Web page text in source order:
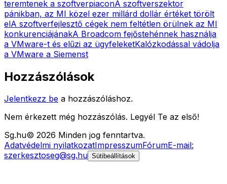
teremtenek a szoftverpiaconA szoftverszektor
pánikban, az MI közel ezer millárd dollár értéket törölt
elA szoftverfejlesztő cégek nem feltétlen örülnek az MI
konkurenciájánakA Broadcom fejőstehénnek használja
a VMware-t és elűzi az ügyfeleketKalózkodással vádolja
a VMware a Siemenst
Hozzászólások
Jelentkezz be a hozzászóláshoz.
Nem érkezett még hozzászólás. Legyél Te az első!
Sg.hu© 2026 Minden jog fenntartva.
Adatvédelmi nyilatkozatImpresszumFórumE-mail:
szerkesztoseg@sg.hu Sütibeállítások